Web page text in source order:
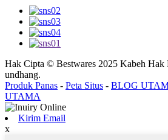
Hak Cipta © Bestwares 2025 Kabeh
undhang.
Produk Panas - Peta Situs - BLOG
UTAMA
Kirim Email
x